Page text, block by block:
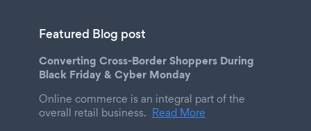
Featured Blog post
Converting Cross-Border Shoppers During
Black Friday & Cyber Monday
Online commerce is an integral part of the
overall retail business. Read More